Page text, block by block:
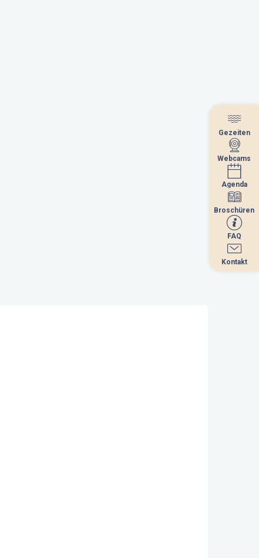
Gezeiten
Webcams
Agenda
Broschüren
FAQ
Kontakt
Kontakt